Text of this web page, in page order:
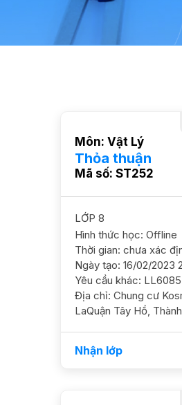
Môn: Vật Lý
Thỏa thuận
Mã số: ST252
LỚP 8
Hình thức học: Offline
Thời gian: chưa xác
Ngày tạo: 16/02/2023
Địa chỉ: Chung cư Kosmo, Xuân
LaQuận Tây Hồ,
Nhận lớp